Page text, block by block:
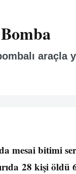
araçla
mesai bitimi
28 kişi öldü